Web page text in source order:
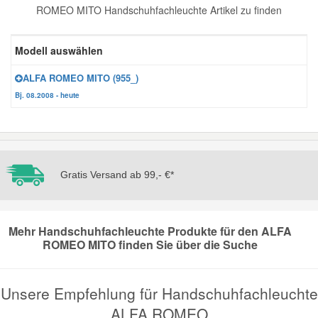
ROMEO MITO Handschuhfachleuchte Artikel zu finden
Modell auswählen
ALFA ROMEO MITO (955_)
Bj. 08.2008 - heute
Gratis Versand ab 99,- €*
Mehr Handschuhfachleuchte Produkte für den ALFA
ROMEO MITO finden Sie über die Suche
Unsere Empfehlung für Handschuhfachleuchte
ALFA ROMEO
Winter-Autozubehör
Hyundai Ersatzteile
Jeep Ersatzteile
Lancia Ersatzteile